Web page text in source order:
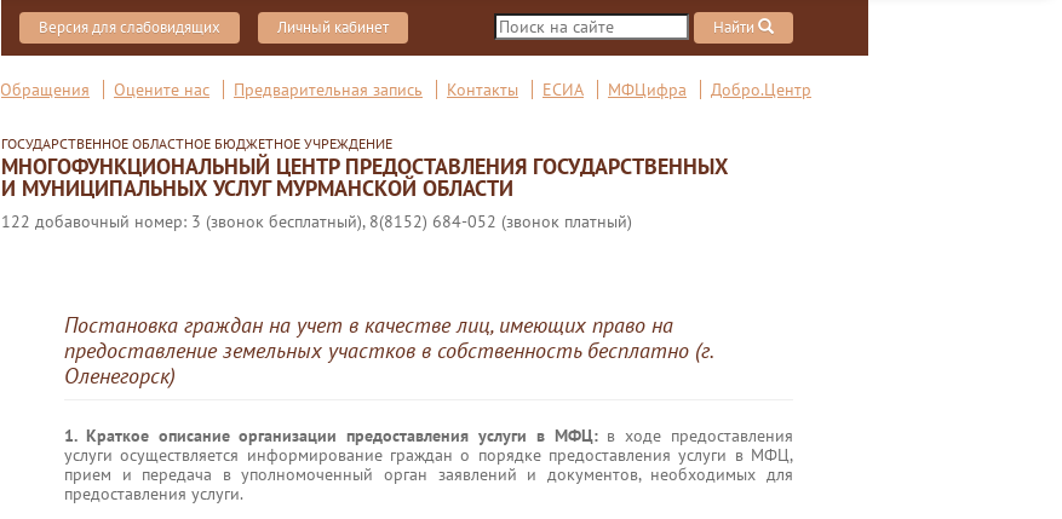
Версия для слабовидящих Личный кабинет Найти
Обращения Оцените нас Предварительная запись Контакты ЕСИА МФЦифра Добро.Центр
ГОСУДАРСТВЕННОЕ ОБЛАСТНОЕ БЮДЖЕТНОЕ УЧРЕЖДЕНИЕ
МНОГОФУНКЦИОНАЛЬНЫЙ ЦЕНТР ПРЕДОСТАВЛЕНИЯ ГОСУДАРСТВЕННЫХ
И МУНИЦИПАЛЬНЫХ УСЛУГ МУРМАНСКОЙ ОБЛАСТИ
122 добавочный номер: 3 (звонок бесплатный), 8(8152) 684-052 (звонок платный)
Постановка граждан на учет в качестве лиц, имеющих право на
предоставление земельных участков в собственность бесплатно (г.
Оленегорск)
1. Краткое описание организации предоставления услуги в МФЦ:в ходе предоставления
услуги осуществляется информирование граждан о порядке предоставления услуги в МФЦ,
прием и передача в уполномоченный орган заявлений и документов, необходимых для
предоставления услуги.